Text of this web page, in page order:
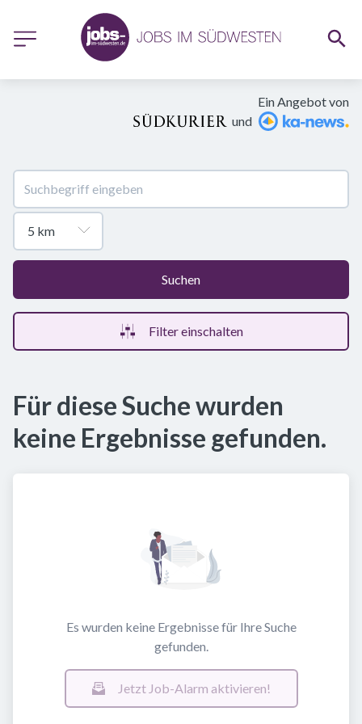
Ein Angebot von
und
Suchen
Filter einschalten
Für diese Suche wurden
keine Ergebnisse gefunden.
Es wurden keine Ergebnisse für Ihre Suche
gefunden.
Jetzt Job-Alarm aktivieren!